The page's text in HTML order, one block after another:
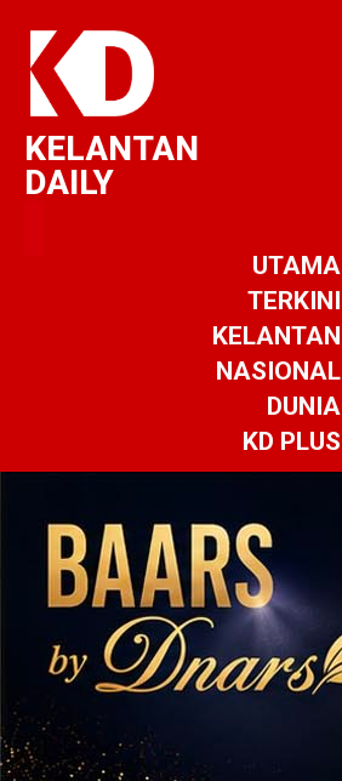
KELANTAN
DAILY
UTAMA
TERKINI
KELANTAN
NASIONAL
DUNIA
KD PLUS